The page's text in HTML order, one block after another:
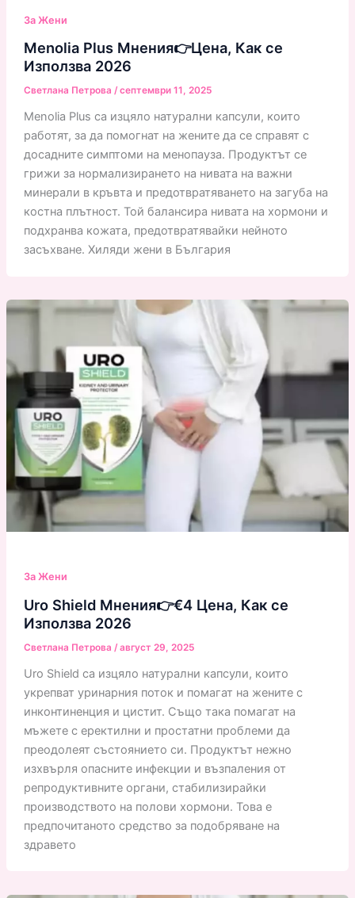
За Жени
Menolia Plus Мнения👉Цена, Как се
Използва 2026
Светлана Петрова /септември 11, 2025
Menolia Plus са изцяло натурални капсули, които
работят, за да помогнат на жените да се справят с
досадните симптоми на менопауза. Продуктът се
грижи за нормализирането на нивата на важни
минерали в кръвта и предотвратяването на загуба на
костна плътност. Той балансира нивата на хормони и
подхранва кожата, предотвратявайки нейното
засъхване. Хиляди жени в България
За Жени
Uro Shield Мнения👉€4 Цена, Как се
Използва 2026
Светлана Петрова /август 29, 2025
Uro Shield са изцяло натурални капсули, които
укрепват уринарния поток и помагат на жените с
инконтиненция и цистит. Също така помагат на
мъжете с еректилни и простатни проблеми да
преодолеят състоянието си. Продуктът нежно
изхвърля опасните инфекции и възпаления от
репродуктивните органи, стабилизирайки
производството на полови хормони. Това е
предпочитаното средство за подобряване на
здравето